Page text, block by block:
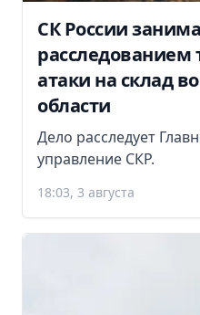
СК России
расследованием
атаки на склад
области
Дело расследует
управление СКР.
18:03, 3 августа